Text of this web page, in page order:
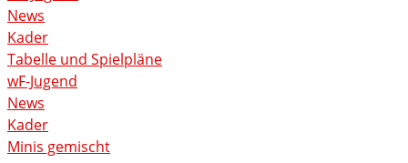
News
Kader
Tabelle und Spielpläne
wF-Jugend
News
Kader
Minis gemischt